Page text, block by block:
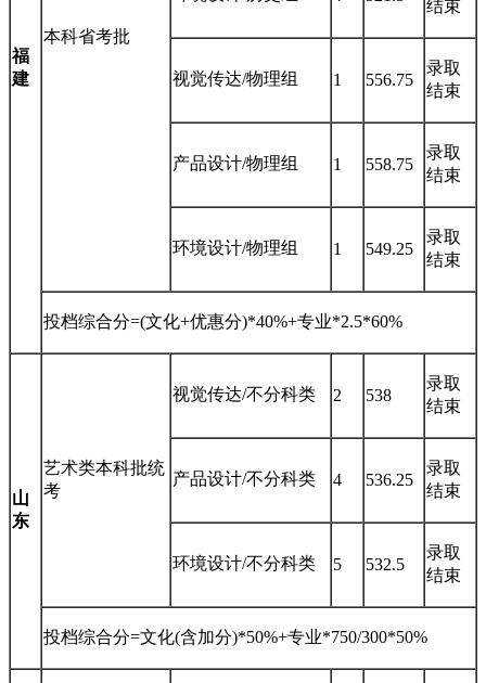
福
建
本科省考批
结束
视觉传达/物理组 1 556.75
录取
结束
产品设计/物理组 1 558.75
录取
结束
环境设计/物理组 1 549.25
录取
结束
投档综合分=(文化+优惠分)*40%+专业*2.5*60%
山
东
艺术类本科批统
考
视觉传达/不分科类 2 538
录取
结束
产品设计/不分科类 4 536.25
录取
结束
环境设计/不分科类 5 532.5
录取
结束
投档综合分=文化(含加分)*50%+专业*750/300*50%